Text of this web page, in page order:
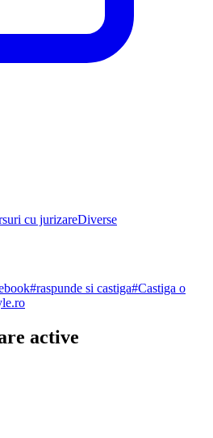
cu jurizareDiverse
#raspunde si castiga#Castiga o
active